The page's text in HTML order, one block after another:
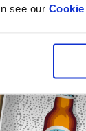
see our